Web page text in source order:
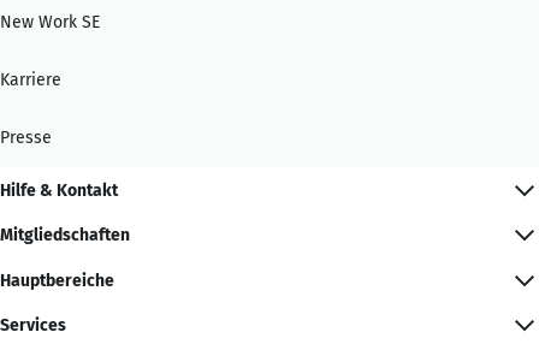
New Work SE
Karriere
Presse
Hilfe & Kontakt
Mitgliedschaften
Hauptbereiche
Services